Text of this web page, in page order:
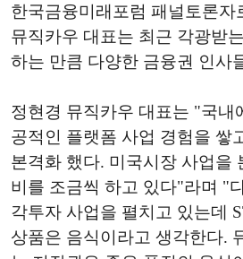
한국금융미래포럼 패널토론자
뮤직카우 대표는 최근 각광받
하는 만큼 다양한 금융권 인사
정현경 뮤직카우 대표는 "국내
공적인 플랫폼 사업 경험을 쌓
본격화 했다. 미국시장 사업을
비를 조금씩 하고 있다"라며 "
각투자 사업을 펼치고 있는데
상품은 음식이라고 생각한다.